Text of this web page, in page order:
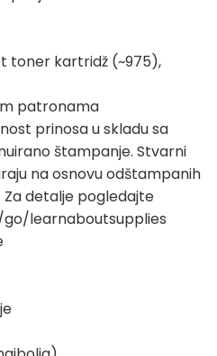
toner kartridž (~975),
patronama
prinosa u skladu sa
štampanje. Stvarni
na osnovu odštampanih
detalje pogledajte
learnaboutsupplies